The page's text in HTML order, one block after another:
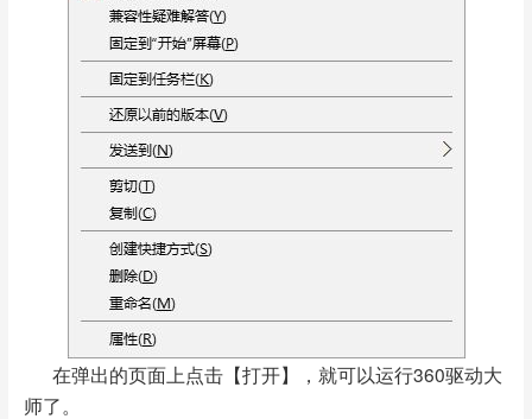
在弹出的页面上点击【打开】，就可以运行360驱动大
师了。